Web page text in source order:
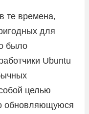
те времена,
для
было
Ubuntu
целью
обновляющуюся